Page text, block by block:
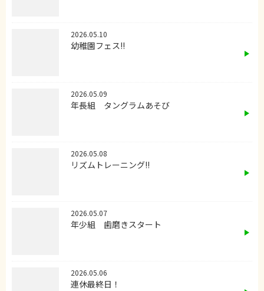
2026.05.10
幼稚園フェス!!
2026.05.09
年長組 タングラムあそび
2026.05.08
リズムトレーニング!!
2026.05.07
年少組 歯磨きスタート
2026.05.06
連休最終日！